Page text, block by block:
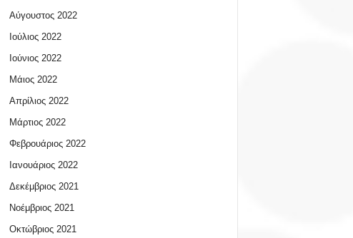
Αύγουστος 2022
Ιούλιος 2022
Ιούνιος 2022
Μάιος 2022
Απρίλιος 2022
Μάρτιος 2022
Φεβρουάριος 2022
Ιανουάριος 2022
Δεκέμβριος 2021
Νοέμβριος 2021
Οκτώβριος 2021